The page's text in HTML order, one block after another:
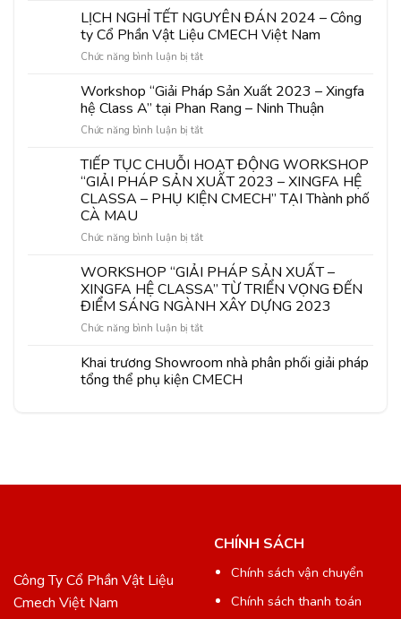
NỘI
2024
“ANH
HÙNG
”
TẠI
HÀ
NỘI
03/2024
PHỔ
BIẾN
CMECH
CẢM
ƠN
LỊCH NGHỈ TẾT NGUYÊN ĐÁN 2024 – Công
ty Cổ Phần Vật Liệu CMECH Việt Nam
Chức năng bình luận bị tắtở
NGHỈ
TẾT
NGUYÊN
ĐÁN
–
Công
ty
Cổ
Vật
CMECH
Việt
Nam
Workshop “Giải Pháp Sản Xuất 2023 – Xingfa
hệ Class A” tại Phan Rang – Ninh Thuận
Chức năng bình luận bị tắtở
“Giải
Pháp
Sản
Xuất
–
hệ
Class
A”
tại
Phan
–
Ninh
Thuận
TIẾP TỤC CHUỖI HOẠT ĐỘNG WORKSHOP
“GIẢI PHÁP SẢN XUẤT 2023 – XINGFA HỆ
CLASSA – PHỤ KIỆN CMECH” TẠI Thành phố
CÀ MAU
Chức năng bình luận bị tắtở
TỤC
CHUỖI
HOẠT
ĐỘNG
WORKSHOP
PHÁP
SẢN
TẠI
phố
MAU
WORKSHOP “GIẢI PHÁP SẢN XUẤT –
XINGFA HỆ CLASSA” TỪ TRIỂN VỌNG ĐẾN
ĐIỂM SÁNG NGÀNH XÂY DỰNG 2023
Chức năng bình luận bị tắtở
“GIẢI
PHÁP
SẢN
ĐIỂM
NGÀNH
DỰNG
Khai trương Showroom nhà phân phối giải pháp
tổng thể phụ kiện CMECH
Công Ty Cổ Phần Vật Liệu
Cmech Việt Nam
CHÍNH SÁCH
Chính sách vận chuyển
Chính sách thanh toán